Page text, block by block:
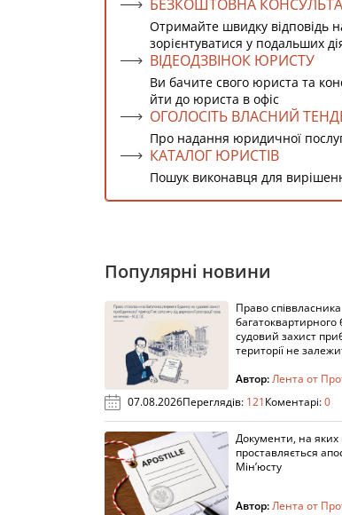
БЕЗКОШТОВНА
Отримайте швидку відповідь
зорієнтуватися у подальших
ВІДЕОДЗВІНОК ЮРИСТУ
Ви бачите свого юриста та
йти до юриста в офіс
ОГОЛОСІТЬ ВЛАСНИЙ
Про надання юридичної
КАТАЛОГ ЮРИСТІВ
Пошук виконавця для
Популярні новини
Право співвласника
багатоквартирного
судовий захист
території не
Автор:Лента от
07.08.2026Переглядів: 121Коментарі:0
Документи, на яких
проставляється
Мін’юсту
Автор:Лента от